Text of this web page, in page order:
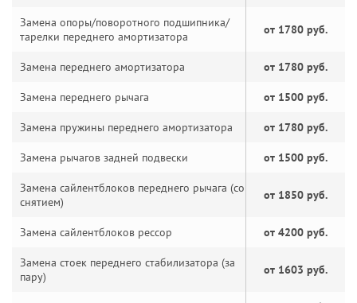
Замена опоры/поворотного подшипника/
тарелки переднего амортизатора
от 1780 руб.
Замена переднего амортизатора от 1780 руб.
Замена переднего рычага от 1500 руб.
Замена пружины переднего амортизатора от 1780 руб.
Замена рычагов задней подвески от 1500 руб.
Замена сайлентблоков переднего рычага (со
снятием)
от 1850 руб.
Замена сайлентблоков рессор от 4200 руб.
Замена стоек переднего стабилизатора (за
пару)
от 1603 руб.